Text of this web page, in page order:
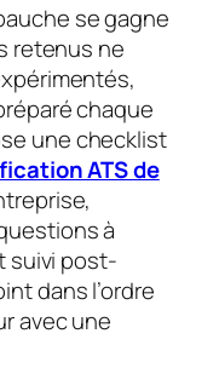
se gagne
retenus ne
chaque
une checklist
ATS de
à
suivi post-
dans l’ordre
avec une